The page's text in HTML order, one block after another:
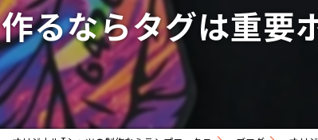
るならタグは重要